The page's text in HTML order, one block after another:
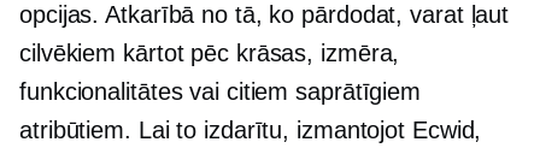
opcijas. Atkarībā no tā, ko pārdodat, varat ļaut
cilvēkiem kārtot pēc krāsas, izmēra,
funkcionalitātes vai citiem saprātīgiem
atribūtiem. Lai to izdarītu, izmantojot Ecwid,